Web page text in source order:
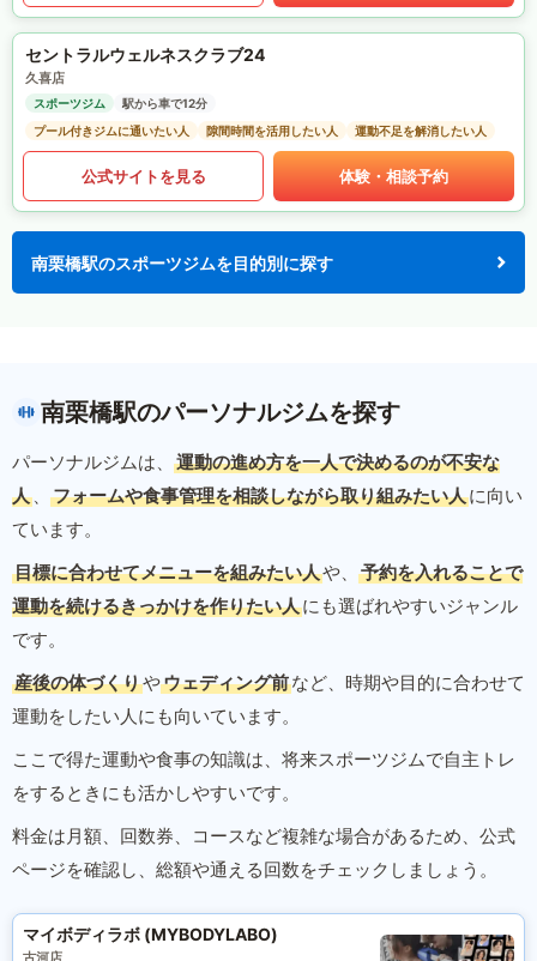
セントラルウェルネスクラブ24
久喜店
スポーツジム
駅から車で12分
プール付きジムに通いたい人
隙間時間を活用したい人 運動不足を解消したい人
公式サイトを見る 体験・相談予約
南栗橋駅のスポーツジムを目的別に探す
南栗橋駅のパーソナルジムを探す
パーソナルジムは、
運動の進め方を一人で決めるのが不安な
人 、 フォームや食事管理を相談しながら取り組みたい人に向い
ています。
目標に合わせてメニューを組みたい人や、
予約を入れることで
運動を続けるきっかけを作りたい人にも選ばれやすいジャンル
です。
産後の体づくりやウェディング前など、時期や目的に合わせて
運動をしたい人にも向いています。
ここで得た運動や食事の知識は、将来スポーツジムで自主トレ
をするときにも活かしやすいです。
料金は月額、回数券、コースなど複雑な場合があるため、公式
ページを確認し、総額や通える回数をチェックしましょう。
マイボディラボ (MYBODYLABO)